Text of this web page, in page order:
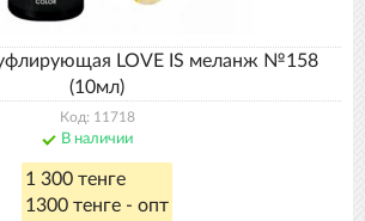
LOVE IS меланж №158
(10мл)
Код: 11718
В наличии
1 300 тенге
1300 тенге - опт